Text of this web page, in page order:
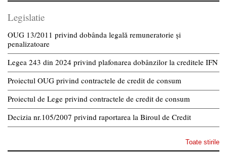
Legislatie
OUG 13/2011 privind dobânda legală remuneratorie și
penalizatoare
Legea 243 din 2024 privind plafonarea dobânzilor la creditele IFN
Proiectul OUG privind contractele de credit de consum
Proiectul de Lege privind contractele de credit de consum
Decizia nr.105/2007 privind raportarea la Biroul de Credit
Toate stirile